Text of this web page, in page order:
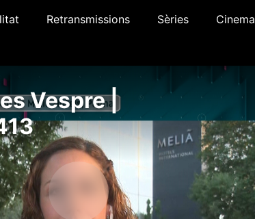
Retransmissions Sèries Cinema
Vespre |